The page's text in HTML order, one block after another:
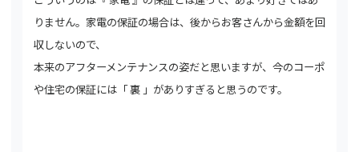
りません。家電の保証の場合は、後からお客さんから金額を回
収しないので、
本来のアフターメンテナンスの姿だと思いますが、今のコーポ
や住宅の保証には「 裏 」がありすぎると思うのです。